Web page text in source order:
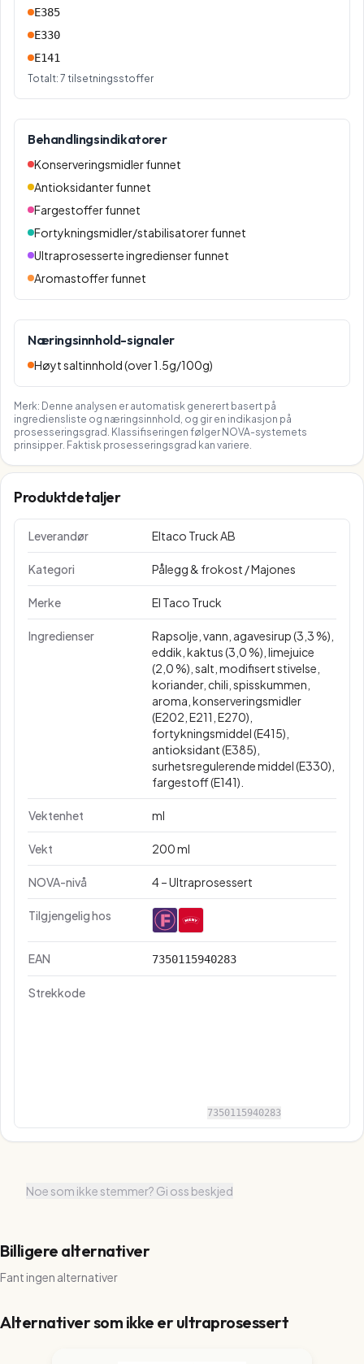
E385
E330
E141
Totalt: 7 tilsetningsstoffer
Behandlingsindikatorer
Konserveringsmidler funnet
Antioksidanter funnet
Fargestoffer funnet
Fortykningsmidler/stabilisatorer funnet
Ultraprosesserte ingredienser funnet
Aromastoffer funnet
Næringsinnhold-signaler
Høyt saltinnhold (over 1.5g/100g)
Merk: Denne analysen er automatisk generert basert på
ingrediensliste og næringsinnhold, og gir en indikasjon på
prosesseringsgrad. Klassifiseringen følger NOVA-systemets
prinsipper. Faktisk prosesseringsgrad kan variere.
Produktdetaljer
Leverandør Eltaco Truck AB
Kategori Pålegg & frokost / Majones
Merke El Taco Truck
Ingredienser
Rapsolje, vann, agavesirup (3,3 %),
eddik, kaktus (3,0 %), limejuice
(2,0 %), salt, modifisert stivelse,
koriander, chili, spisskummen,
aroma, konserveringsmidler
(E202, E211, E270),
fortykningsmiddel (E415),
antioksidant (E385),
surhetsregulerende middel (E330),
fargestoff (E141).
Vektenhet ml
Vekt 200 ml
NOVA-nivå 4 – Ultraprosessert
Tilgjengelig hos
EAN 7350115940283
Strekkode
7350115940283
Noe som ikke stemmer? Gi oss beskjed
Billigere alternativer
Fant ingen alternativer
Alternativer som ikke er ultraprosessert